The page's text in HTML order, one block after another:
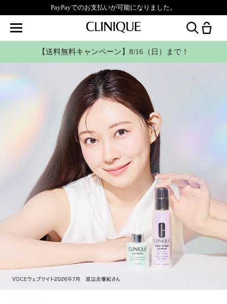
PayPayでのお支払いが可能になりました。
【送料無料キャンペーン】8/16（日）まで！